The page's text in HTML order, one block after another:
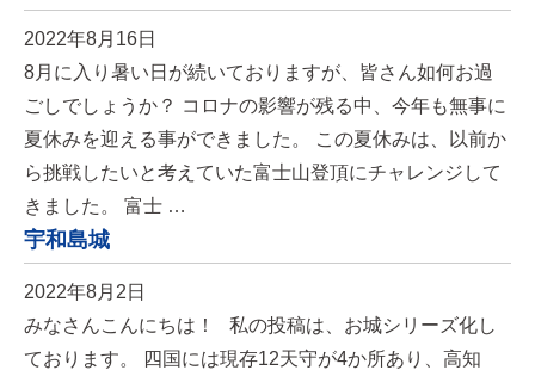
2022年8月16日
8月に入り暑い日が続いておりますが、皆さん如何お過
ごしでしょうか？ コロナの影響が残る中、今年も無事に
夏休みを迎える事ができました。 この夏休みは、以前か
ら挑戦したいと考えていた富士山登頂にチャレンジして
きました。 富士 …
宇和島城
2022年8月2日
みなさんこんにちは！ 私の投稿は、お城シリーズ化し
ております。 四国には現存12天守が4か所あり、高知